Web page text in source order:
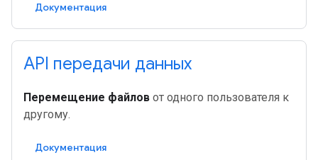
Документация
API передачи данных
Перемещение файлов от одного пользователя к
другому.
Документация